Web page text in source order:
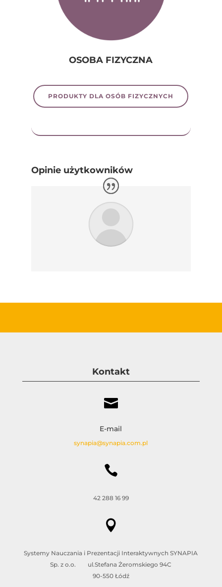
OSOBA FIZYCZNA
PRODUKTY DLA OSÓB FIZYCZNYCH
Opinie użytkowników
Kontakt

E-mail
synapia@synapia.com.pl

42 288 16 99

Systemy Nauczania i Prezentacji Interaktywnych SYNAPIA
Sp. z o.o. ul.Stefana Żeromskiego 94C
90-550 Łódź